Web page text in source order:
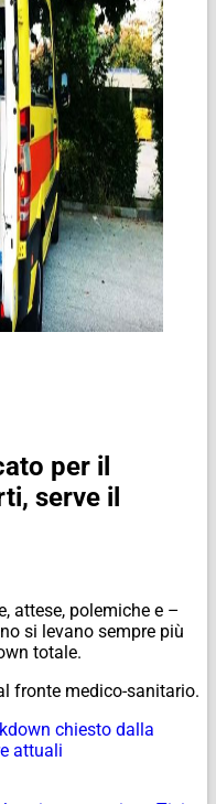
per il
serve il
attese, polemiche e –
si levano sempre più
totale.
fronte medico-sanitario.
chiesto dalla
attuali